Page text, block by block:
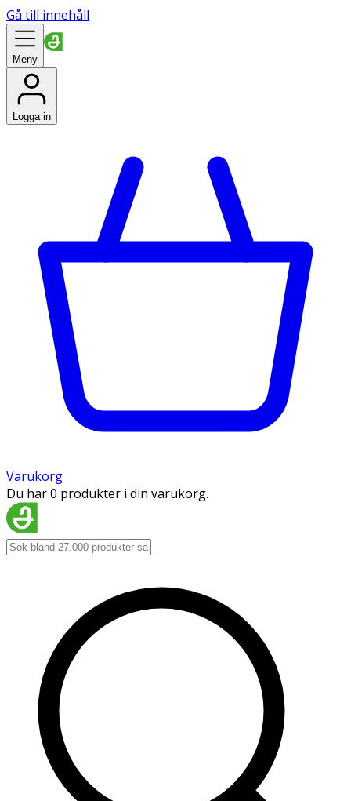
Gå till innehåll
Meny
Logga in
Varukorg
Du har 0 produkter i din varukorg.